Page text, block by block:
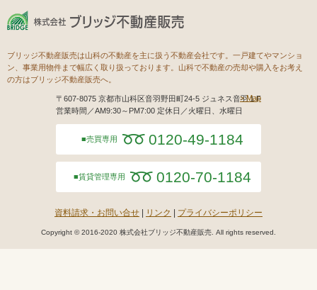
ブリッジ不動産販売は山科の不動産を主に扱う不動産会社です。一戸建てやマンショ
ン、事業用物件まで幅広く取り扱っております。山科で不動産の売却や購入をお考え
の方はブリッジ不動産販売へ。
Map
〒607-8075 京都市山科区音羽野田町24-5 ジュネス音羽１F
営業時間／AM9:30～PM7:00 定休日／火曜日、水曜日
売買専用 0120-49-1184
賃貸管理専用 0120-70-1184
資料請求・お問い合せ リンク プライバシーポリシー
Copyright © 2016-2020 株式会社ブリッジ不動産販売. All rights reserved.